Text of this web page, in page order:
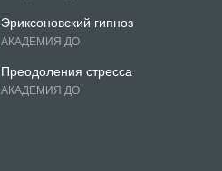
Эриксоновский гипноз
АКАДЕМИЯ ДО
Преодоления стресса
АКАДЕМИЯ ДО